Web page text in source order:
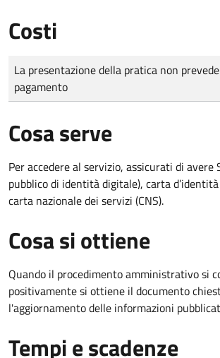
Costi
Tipo di pagamento
Importo
La presentazione della pratica non
pagamento
Cosa serve
Per accedere al servizio, assicurati di avere
pubblico di identità digitale), carta
carta nazionale dei servizi (CNS).
Cosa si ottiene
Quando il procedimento amministrativo si
positivamente si ottiene il documento
l'aggiornamento delle informazioni
Tempi e scadenze